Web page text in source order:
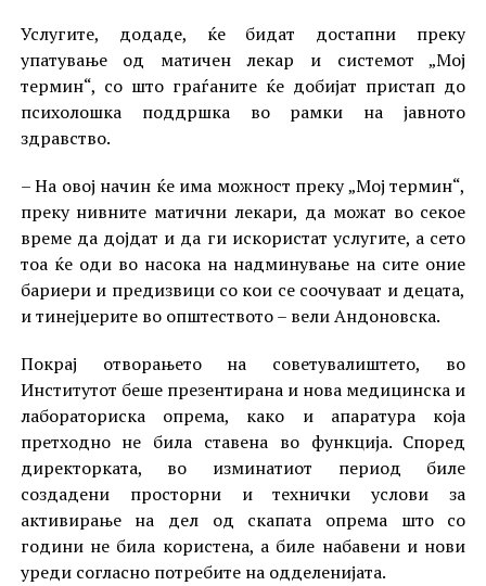
Услугите, додаде, ќе бидат достапни преку
упатување од матичен лекар и системот „Мој
термин“, со што граѓаните ќе добијат пристап до
психолошка поддршка во рамки на јавното
здравство.
– На овој начин ќе има можност преку „Мој термин“,
преку нивните матични лекари, да можат во секое
време да дојдат и да ги искористат услугите, а сето
тоа ќе оди во насока на надминување на сите оние
бариери и предизвици со кои се соочуваат и децата,
и тинејџерите во општеството – вели Андоновска.
Покрај отворањето на советувалиштето, во
Институтот беше презентирана и нова медицинска и
лабораториска опрема, како и апаратура која
претходно не била ставена во функција. Според
директорката, во изминатиот период биле
создадени просторни и технички услови за
активирање на дел од скапата опрема што со
години не била користена, а биле набавени и нови
уреди согласно потребите на одделенијата.